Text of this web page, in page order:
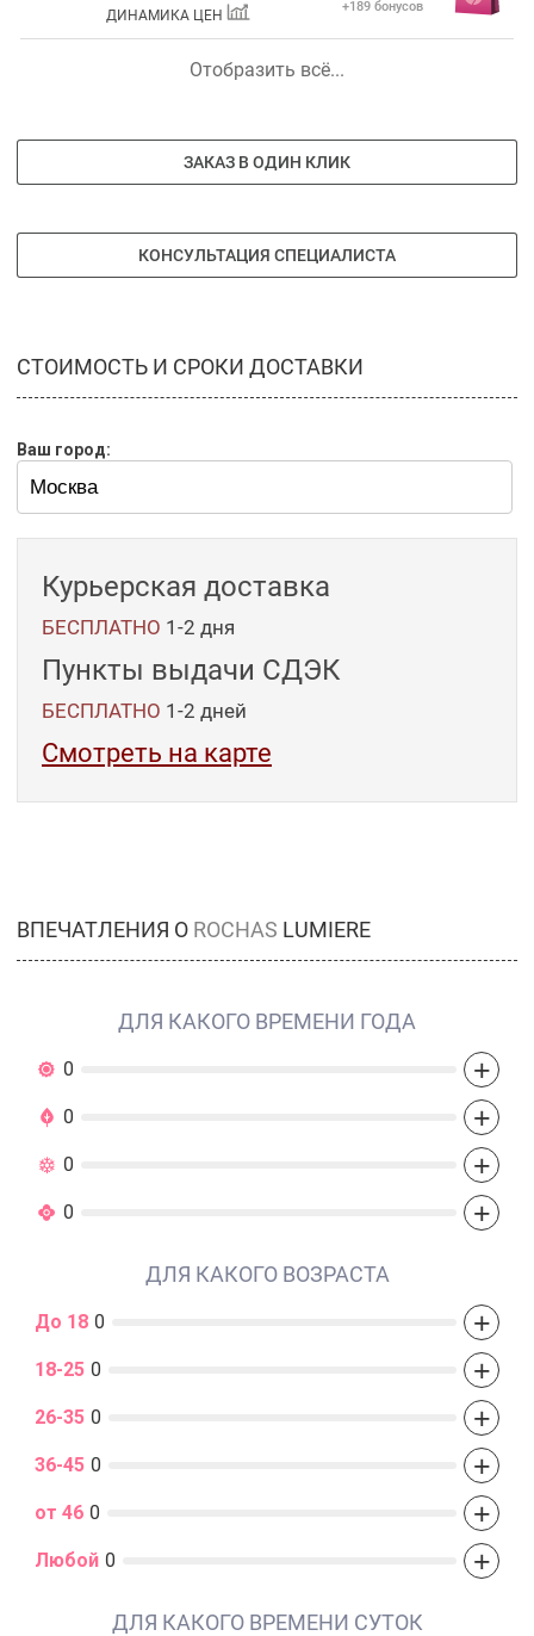
ДИНАМИКА ЦЕН
+189 бонусов
Отобразить всё...
ЗАКАЗ В ОДИН КЛИК
КОНСУЛЬТАЦИЯ СПЕЦИАЛИСТА
СТОИМОСТЬ И СРОКИ ДОСТАВКИ
Ваш город:
Курьерская доставка
БЕСПЛАТНО 1-2 дня
Пункты выдачи СДЭК
БЕСПЛАТНО 1-2 дней
Смотреть на карте
ВПЕЧАТЛЕНИЯ О ROCHAS LUMIERE
ДЛЯ КАКОГО ВРЕМЕНИ ГОДА
0 +
0 +
0 +
0 +
ДЛЯ КАКОГО ВОЗРАСТА
До 18 0 +
18-25 0 +
26-35 0 +
36-45 0 +
от 46 0 +
Любой 0 +
ДЛЯ КАКОГО ВРЕМЕНИ СУТОК